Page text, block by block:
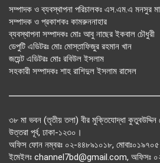
সম্পাদক ও ব্যবস্থাপনা পরিচালকঃ এস.এম.এ মনসুর
সম্পাদক ও প্রকাশকঃ কামরুননাহার
ব্যবস্থাপনা সম্পাদকঃ মোঃ আবু নাছের ইকবাল চৌধুরী
ডেপুটি এডিটরঃ মোঃ মোস্তাফিজুর রহমান খান
জয়েন্ট এডিটরঃ মোঃ রবিউল ইসলাম
সহকারী সম্পাদকঃ শাহ রাশিদুল ইসলাম রাসেল
৩৮ মা ভবন (তৃতীয় তলা) বীর মুক্তিযোদ্ধা
উত্তরা পূর্ব, ঢাকা-১২৩০।
অফিস ফোন নম্বরঃ ০২-৪৪৮৯১০১৮,
ইমেইলঃ channel7bd@gmail.com, অফিসঃ